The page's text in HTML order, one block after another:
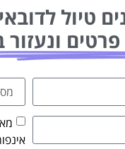
טיול
ונעזור